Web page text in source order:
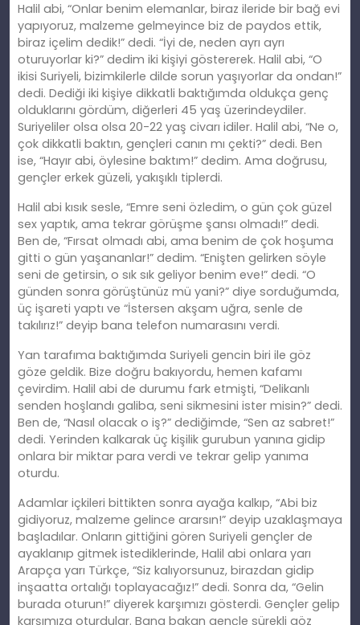
Halil abi, “Onlar benim elemanlar, biraz ileride bir bağ evi
yapıyoruz, malzeme gelmeyince biz de paydos ettik,
biraz içelim dedik!” dedi. “İyi de, neden ayrı ayrı
oturuyorlar ki?” dedim iki kişiyi göstererek. Halil abi, “O
ikisi Suriyeli, bizimkilerle dilde sorun yaşıyorlar da ondan!”
dedi. Dediği iki kişiye dikkatli baktığımda oldukça genç
olduklarını gördüm, diğerleri 45 yaş üzerindeydiler.
Suriyeliler olsa olsa 20-22 yaş civarı idiler. Halil abi, “Ne o,
çok dikkatli baktın, gençleri canın mı çekti?” dedi. Ben
ise, “Hayır abi, öylesine baktım!” dedim. Ama doğrusu,
gençler erkek güzeli, yakışıklı tiplerdi.
Halil abi kısık sesle, “Emre seni özledim, o gün çok güzel
sex yaptık, ama tekrar görüşme şansı olmadı!” dedi.
Ben de, “Fırsat olmadı abi, ama benim de çok hoşuma
gitti o gün yaşananlar!” dedim. “Enişten gelirken söyle
seni de getirsin, o sık sık geliyor benim eve!” dedi. “O
günden sonra görüştünüz mü yani?” diye sorduğumda,
üç işareti yaptı ve “İstersen akşam uğra, senle de
takılırız!” deyip bana telefon numarasını verdi.
Yan tarafıma baktığımda Suriyeli gencin biri ile göz
göze geldik. Bize doğru bakıyordu, hemen kafamı
çevirdim. Halil abi de durumu fark etmişti, “Delikanlı
senden hoşlandı galiba, seni sikmesini ister misin?” dedi.
Ben de, “Nasıl olacak o iş?” dediğimde, “Sen az sabret!”
dedi. Yerinden kalkarak üç kişilik gurubun yanına gidip
onlara bir miktar para verdi ve tekrar gelip yanıma
oturdu.
Adamlar içkileri bittikten sonra ayağa kalkıp, “Abi biz
gidiyoruz, malzeme gelince ararsın!” deyip uzaklaşmaya
başladılar. Onların gittiğini gören Suriyeli gençler de
ayaklanıp gitmek istediklerinde, Halil abi onlara yarı
Arapça yarı Türkçe, “Siz kalıyorsunuz, birazdan gidip
inşaatta ortalığı toplayacağız!” dedi. Sonra da, “Gelin
burada oturun!” diyerek karşımızı gösterdi. Gençler gelip
karşımıza oturdular. Bana bakan gençle sürekli göz